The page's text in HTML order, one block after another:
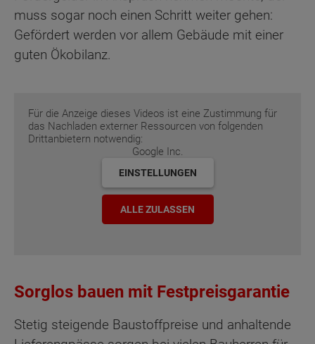
muss sogar noch einen Schritt weiter gehen:
Gefördert werden vor allem Gebäude mit einer
guten Ökobilanz.
Für die Anzeige dieses Videos ist eine Zustimmung für
das Nachladen externer Ressourcen von folgenden
Drittanbietern notwendig:
Google Inc.
EINSTELLUNGEN
ALLE ZULASSEN
Sorglos bauen mit Festpreisgarantie
Stetig steigende Baustoffpreise und anhaltende